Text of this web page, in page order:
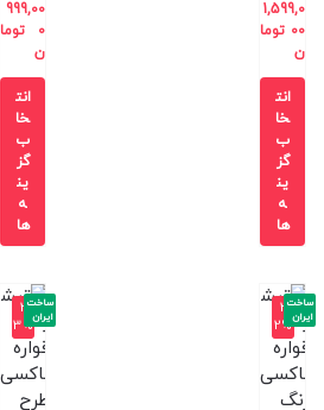
1,599,0
00 توما
ن
انت
خا
ب
گز
ین
ه
ها
999,00
0
توما
ن
انت
خا
ب
گز
ین
ه
ها
-3
2%
ساخت
ایران
-3
3%
ساخت
ایران